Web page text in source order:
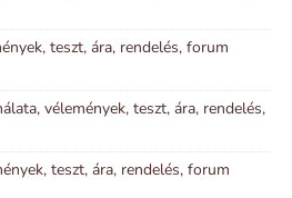
teszt, ára, rendelés, forum
vélemények, teszt, ára, rendelés,
teszt, ára, rendelés, forum